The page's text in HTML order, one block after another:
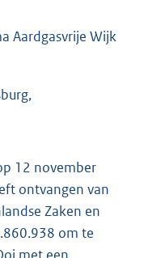
Aardgasvrije Wijk
12 november
ontvangen van
Zaken en
om te